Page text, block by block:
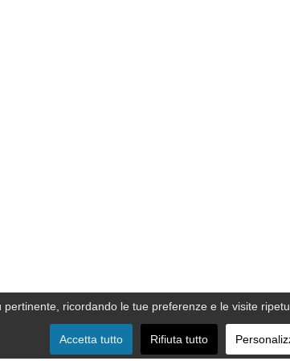
ricordando le tue preferenze e le visite
Accetta tutto Rifiuta tutto